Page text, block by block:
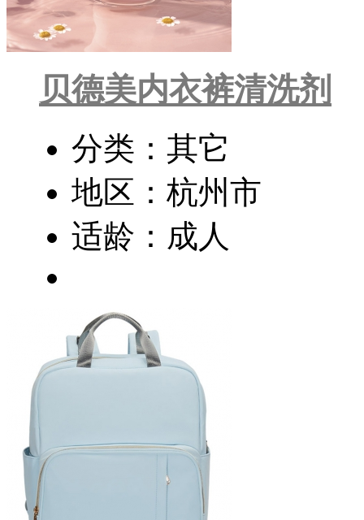
贝德美内衣裤清洗剂
分类：其它
地区：杭州市
适龄：成人